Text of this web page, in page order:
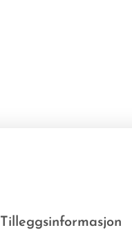
Tilleggsinformasjon